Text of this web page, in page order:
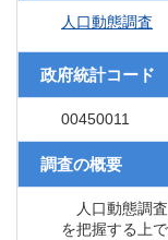
人口動態調査
政府統計コード
00450011
調査の概要
人口動態調
を把握する上